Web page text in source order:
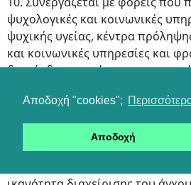
Αποδοχή "cookies";
Αποδοχή
ψυχολογικές και κοινωνικές
ψυχικής υγείας, κέντρα
και κοινωνικές υπηρεσίες και
διασύνδεση αυτών των
11. Οργανώνει και εφαρμόζει
προγράμματα, σε συνεργασία με
με σκοπό την προαγωγή, την
σεβασμό στην ετερότητα, την